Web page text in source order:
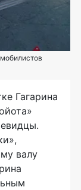
Гагарина
валу